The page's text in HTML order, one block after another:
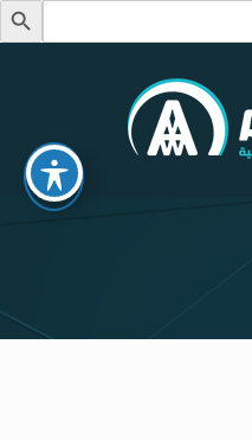
Search Button